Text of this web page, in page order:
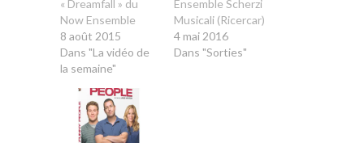
« Dreamfall » du
Now Ensemble
8 août 2015
Dans "La vidéo de
la semaine"
Ensemble Scherzi
Musicali (Ricercar)
4 mai 2016
Dans "Sorties"